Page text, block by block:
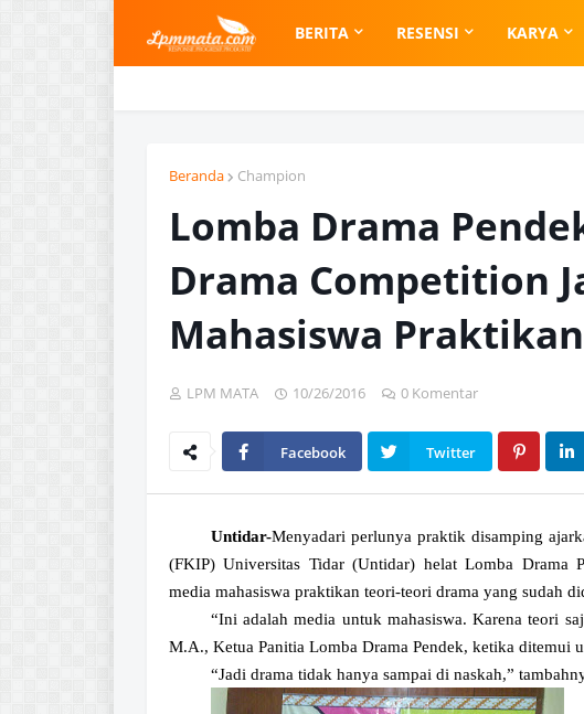
BERITA RESENSI KARYA
Beranda Champion
Lomba Drama
Drama Competition
Mahasiswa
LPM MATA 10/26/2016 0 Komentar
Facebook Twitter
Untidar-Menyadari perlunya praktik disamping
(FKIP) Universitas Tidar (Untidar) helat Lomba Drama
media mahasiswa praktikan teori-teori drama yang sudah
“Ini adalah media untuk mahasiswa. Karena teori
M.A., Ketua Panitia Lomba Drama Pendek, ketika ditemui
“Jadi drama tidak hanya sampai di naskah,”